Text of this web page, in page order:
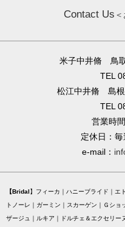
Contact Us
米子中井脩 鳥
TEL
松江中井脩 島
TEL
営業時
定休日：
e-mail：
Bridal フィーカ ハニーブライド エ
トノーレ
ガーミン スカーゲン Ｇショ
ザージュ
ルキア ドルチェ＆エクセリー